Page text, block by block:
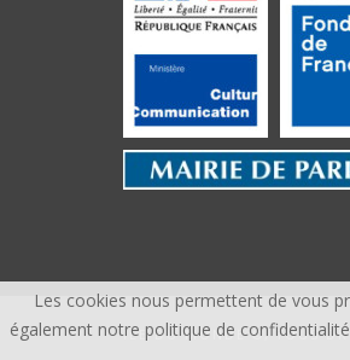
ÎLE DU MONDE ©, TOUS
Les cookies nous permettent de vous
également notre politique de